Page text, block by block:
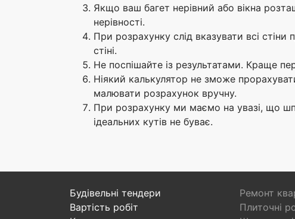
Якщо ваш багет нерівний або вікна
нерівності.
При розрахунку слід вказувати всі
стіні.
Не поспішайте із результатами. Краще
Ніякий калькулятор не зможе
малювати розрахунок вручну.
При розрахунку ми маємо на увазі, що
ідеальних кутів не буває.
Будівельні тендери
Вартість робіт
Ремонт
Плиточні